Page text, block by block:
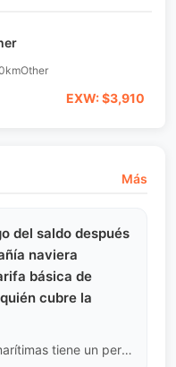
Other
EXW: $3,910
Más
del saldo después
naviera
básica de
cubre la
Nuestra cotización de tarifas marítimas tiene un período de validez claro. Si el comprador retrasa el pago del depósito y pierde el período de precios bloqueados, el GRI (cargo adicional por aumento de tarifas) cobrado por la compañía naviera debe ser cubierto en su totalidad por el comprador antes de que se pueda organizar la reserva y el embarque.